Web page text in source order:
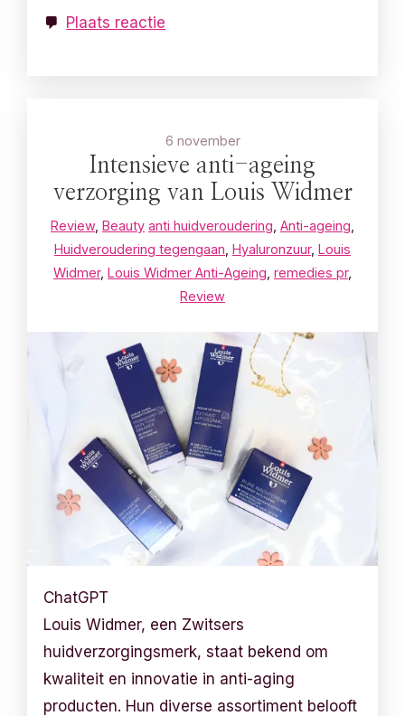
Plaats reactie
6 november
Intensieve anti-ageing
verzorging van Louis Widmer
Review, Beauty anti huidveroudering Anti-ageing
Huidveroudering tegengaan Hyaluronzuur, Louis
Widmer, Louis Widmer Anti-Ageing remedies pr,
Review
ChatGPT
Louis Widmer, een Zwitsers
huidverzorgingsmerk, staat bekend om
kwaliteit en innovatie in anti-aging
producten. Hun diverse assortiment belooft